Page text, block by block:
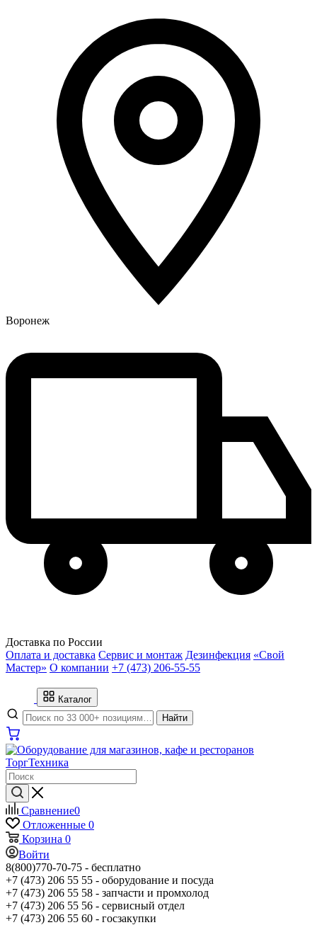
Воронеж
Доставка по России
Оплата и доставка Сервис и монтаж Дезинфекция «Свой
Мастер» О компании +7 (473) 206-55-55
Каталог
Найти
Сравнение0
Отложенные 0
Корзина 0
Войти
8(800)770-70-75 - бесплатно
+7 (473) 206 55 55 - оборудование и посуда
+7 (473) 206 55 58 - запчасти и промхолод
+7 (473) 206 55 56 - сервисный отдел
+7 (473) 206 55 60 - госзакупки